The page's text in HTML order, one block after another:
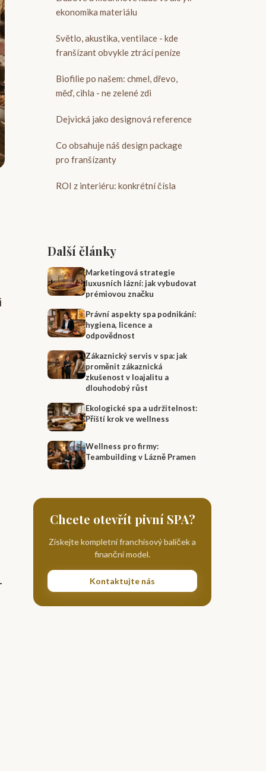
ekonomika materiálu
Světlo, akustika, ventilace - kde
franšízant obvykle ztrácí peníze
Biofilie po našem: chmel, dřevo,
měď, cihla - ne zelené zdi
Dejvická jako designová reference
Co obsahuje náš design package
pro franšízanty
ROI z interiéru: konkrétní čísla
Další články
Marketingová strategie
luxusních lázní: jak vybudovat
prémiovou značku
Právní aspekty spa podnikání:
hygiena, licence a
odpovědnost
Zákaznický servis v spa: jak
proměnit zákaznická
zkušenost v loajalitu a
dlouhodobý růst
Ekologické spa a udržitelnost:
Příští krok ve wellness
Wellness pro firmy:
Teambuilding v Lázně Pramen
Chcete otevřít pivní SPA?
Získejte kompletní franchisový balíček a
finanční model.
Kontaktujte nás